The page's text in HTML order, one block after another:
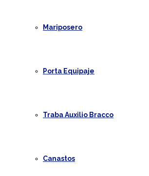
Mariposero
Porta Equipaje
Traba Auxilio Bracco
Canastos